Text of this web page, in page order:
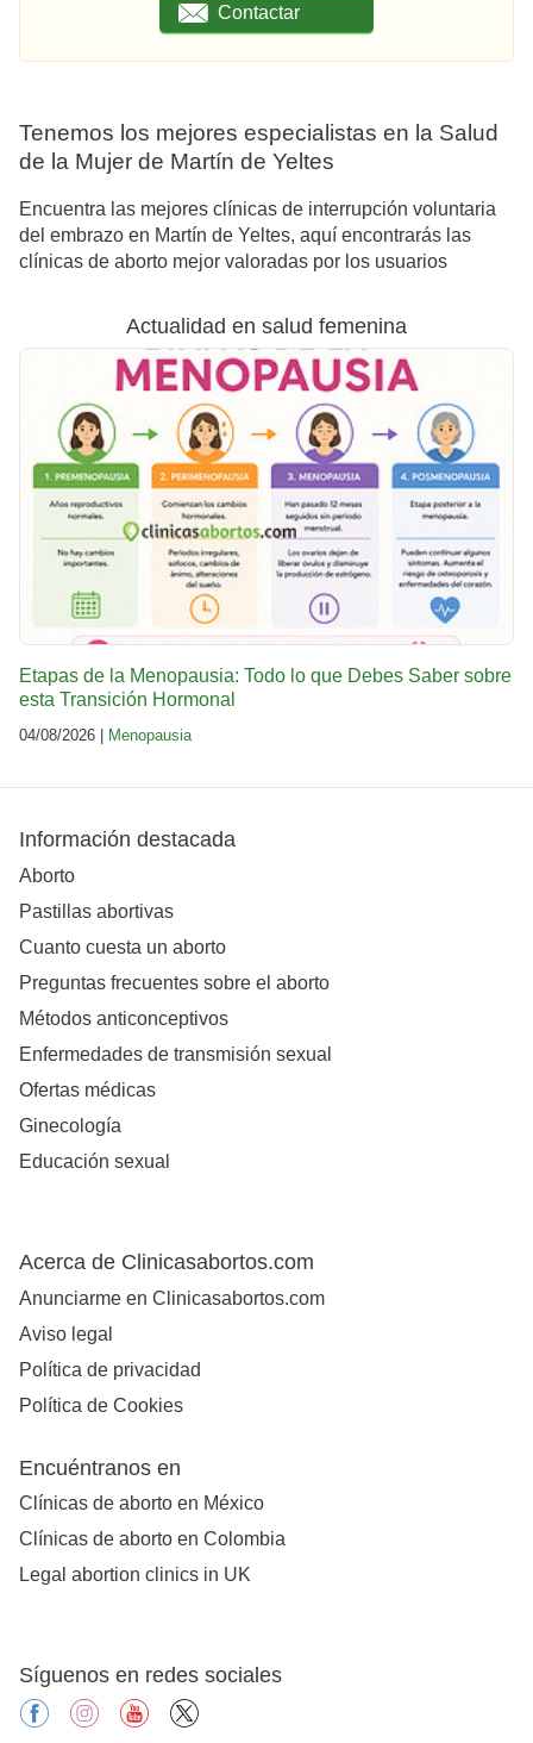
Contactar
Tenemos los mejores especialistas en la Salud
de la Mujer de Martín de Yeltes
Encuentra las mejores clínicas de interrupción voluntaria
del embrazo en Martín de Yeltes, aquí encontrarás las
clínicas de aborto mejor valoradas por los usuarios
Actualidad en salud femenina
Etapas de la Menopausia: Todo lo que Debes Saber sobre
esta Transición Hormonal
04/08/2026 | Menopausia
Información destacada
Aborto
Pastillas abortivas
Cuanto cuesta un aborto
Preguntas frecuentes sobre el aborto
Métodos anticonceptivos
Enfermedades de transmisión sexual
Ofertas médicas
Ginecología
Educación sexual
Acerca de Clinicasabortos.com
Anunciarme en Clinicasabortos.com
Aviso legal
Política de privacidad
Política de Cookies
Encuéntranos en
Clínicas de aborto en México
Clínicas de aborto en Colombia
Legal abortion clinics in UK
Síguenos en redes sociales
facebookinstagramyoutube